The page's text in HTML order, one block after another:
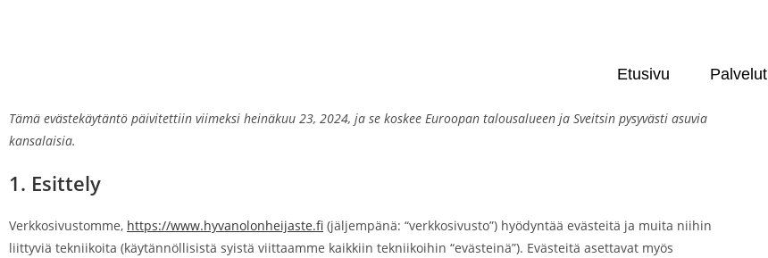
Etusivu Palvelut
Tämä evästekäytäntö päivitettiin viimeksi heinäkuu 23, 2024, ja se koskee Euroopan talousalueen ja Sveitsin pysyvästi asuvia
kansalaisia.
1. Esittely
Verkkosivustomme, https://www.hyvanolonheijaste.fi (jäljempänä: “verkkosivusto”) hyödyntää evästeitä ja muita niihin
liittyviä tekniikoita (käytännöllisistä syistä viittaamme kaikkiin tekniikoihin “evästeinä”). Evästeitä asettavat myös